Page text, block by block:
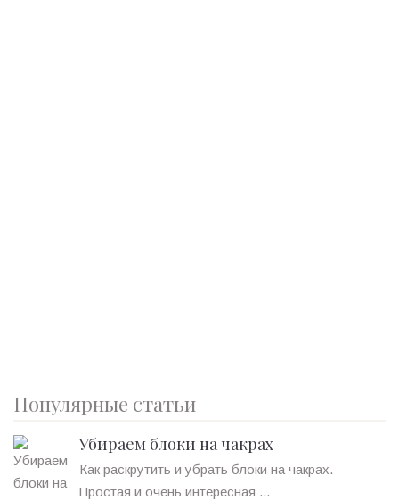
Популярные статьи
Убираем блоки на чакрах
Как раскрутить и убрать блоки на чакрах.
Простая и очень интересная ...